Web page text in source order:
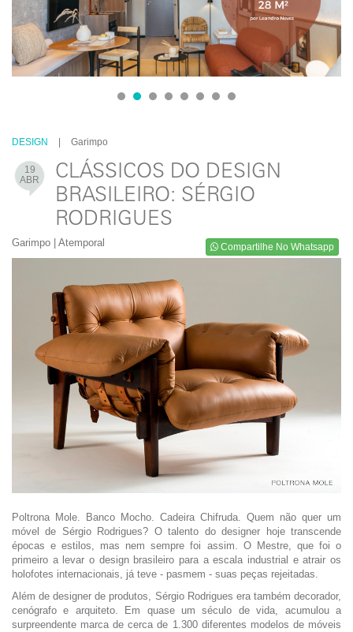
1 2 3 4 5 6 7 8
DESIGN Garimpo
19
ABR
CLÁSSICOS DO DESIGN
BRASILEIRO: SÉRGIO
RODRIGUES
Garimpo | Atemporal Compartilhe No Whatsapp
Poltrona Mole. Banco Mocho. Cadeira Chifruda. Quem não quer um
móvel de Sérgio Rodrigues? O talento do designer hoje transcende
épocas e estilos, mas nem sempre foi assim. O Mestre, que foi o
primeiro a levar o design brasileiro para a escala industrial e atrair os
holofotes internacionais, já teve - pasmem - suas peças rejeitadas.
Além de designer de produtos, Sérgio Rodrigues era também decorador,
cenógrafo e arquiteto. Em quase um século de vida, acumulou a
surpreendente marca de cerca de 1.300 diferentes modelos de móveis